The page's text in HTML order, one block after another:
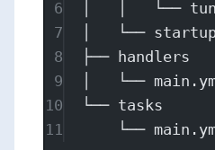
6
│   │   └──
7
│   └──
8
├── handlers
9
│   └──
10
└── tasks
11
└──